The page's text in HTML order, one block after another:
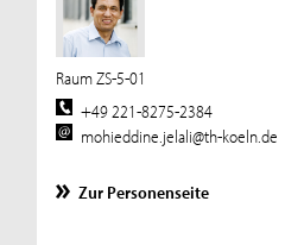
Raum ZS-5-01
+49 221-8275-2384
mohieddine.jelali@th-koeln.de
Zur Personenseite